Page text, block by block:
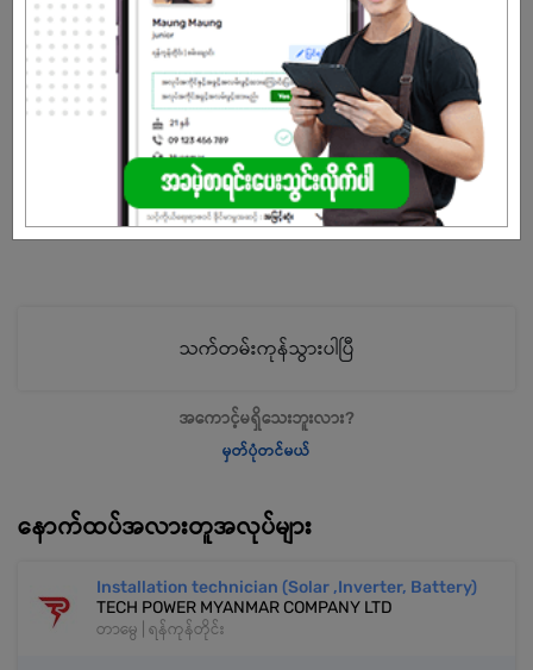
ကျား
သက်တမ်းကုန်သွားပါပြီ
အကောင့်မရှိသေးဘူးလား?
မှတ်ပုံတင်မယ်
နောက်ထပ်အလားတူအလုပ်များ
Installation technician (Solar ,Inverter, Battery)
TECH POWER MYANMAR COMPANY LTD
တာမွေ | ရန်ကုန်တိုင်း